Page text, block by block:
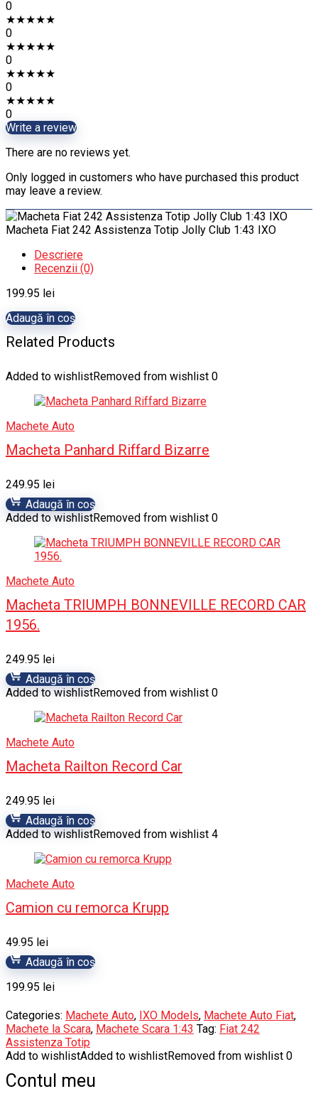
0
★★★★★
0
★★★★★
0
★★★★★
0
★★★★★
0
Write a review
There are no reviews yet.
Only logged in customers who have purchased this product
may leave a review.
Macheta Fiat 242 Assistenza Totip Jolly Club 1:43 IXO
Descriere
Recenzii (0)
199.95 lei
Adaugă în coș
Related Products
Added to wishlistRemoved from wishlist 0
Machete Auto
Macheta Panhard Riffard Bizarre
249.95 lei
Adaugă în coș
Added to wishlistRemoved from wishlist 0
Machete Auto
Macheta TRIUMPH BONNEVILLE RECORD CAR
1956.
249.95 lei
Adaugă în coș
Added to wishlistRemoved from wishlist 0
Machete Auto
Macheta Railton Record Car
249.95 lei
Adaugă în coș
Added to wishlistRemoved from wishlist 4
Machete Auto
Camion cu remorca Krupp
49.95 lei
Adaugă în coș
199.95 lei
Categories: Machete Auto, IXO Models, Machete Auto Fiat,
Machete la Scara, Machete Scara 1:43 Tag: Fiat 242
Assistenza Totip
Add to wishlistAdded to wishlistRemoved from wishlist 0
Contul meu